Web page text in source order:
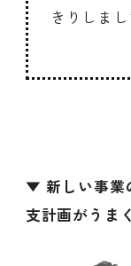
きりしまし
▼ 新しい事業
支計画がうま